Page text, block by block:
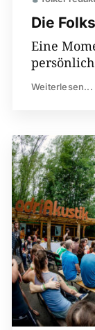
Die
Eine
Weiterlesen...